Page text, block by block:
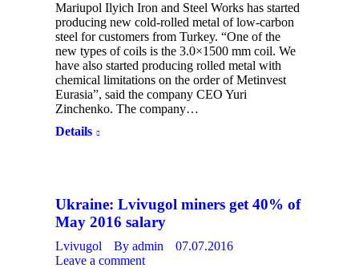
Mariupol Ilyich Iron and Steel Works has started
producing new cold-rolled metal of low-carbon
steel for customers from Turkey. “One of the
new types of coils is the 3.0×1500 mm coil. We
have also started producing rolled metal with
chemical limitations on the order of Metinvest
Eurasia”, said the company CEO Yuri
Zinchenko. The company…
Details
Ukraine: Lvivugol miners get 40% of
May 2016 salary
Lvivugol By admin
07.07.2016
Leave a comment